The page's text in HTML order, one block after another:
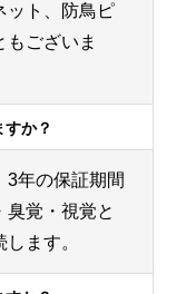
ット、防鳥ピ
もございま
か？
3年の保証期間
臭覚・視覚と
ます。